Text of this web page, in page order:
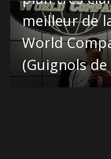
meilleur de
World
(Guignols de